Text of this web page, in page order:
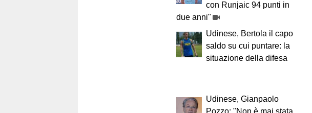
con Runjaic 94 punti in
due anni"
Udinese, Bertola il capo
saldo su cui puntare: la
situazione della difesa
Udinese, Gianpaolo